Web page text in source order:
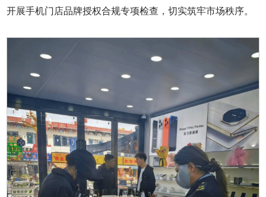
开展手机门店品牌授权合规专项检查，切实筑牢市场秩序。